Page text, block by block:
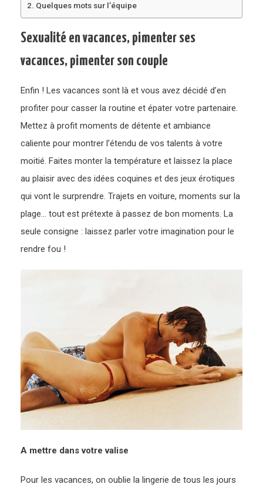
Quelques mots sur l’équipe
Sexualité en vacances, pimenter ses
vacances, pimenter son couple
Enfin ! Les vacances sont là et vous avez décidé d’en
profiter pour casser la routine et épater votre partenaire.
Mettez à profit moments de détente et ambiance
caliente pour montrer l’étendu de vos talents à votre
moitié. Faites monter la température et laissez la place
au plaisir avec des idées coquines et des jeux érotiques
qui vont le surprendre. Trajets en voiture, moments sur la
plage… tout est prétexte à passez de bon moments. La
seule consigne : laissez parler votre imagination pour le
rendre fou !
A mettre dans votre valise
Pour les vacances, on oublie la lingerie de tous les jours